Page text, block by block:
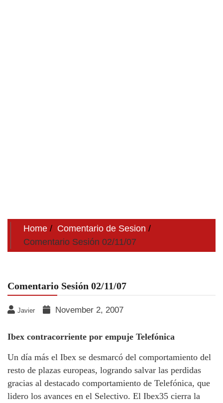
Home
Comentario de Sesion
Comentario Sesión 02/11/07
Comentario Sesión 02/11/07
Javier November 2, 2007
Ibex contracorriente por empuje Telefónica
Un día más el Ibex se desmarcó del comportamiento del
resto de plazas europeas, logrando salvar las perdidas
gracias al destacado comportamiento de Telefónica, que
lidero los avances en el Selectivo. El Ibex35 cierra la